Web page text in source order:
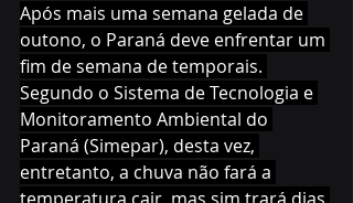
Após mais uma semana gelada de
outono, o Paraná deve enfrentar um
fim de semana de temporais.
Segundo o Sistema de Tecnologia e
Monitoramento Ambiental do
Paraná (Simepar), desta vez,
entretanto, a chuva não fará a